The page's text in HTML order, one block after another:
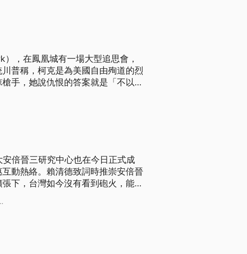
，在鳳凰城有一場大型追思會，
普稱，柯克是為美國自由殉道的烈
手，她說仇恨的答案就是「不以仇
倍晉三研究中心也在今日正式成
動熱絡。賴清德致詞時推崇安倍晉
下，台灣如今沒有看到砲火，能享